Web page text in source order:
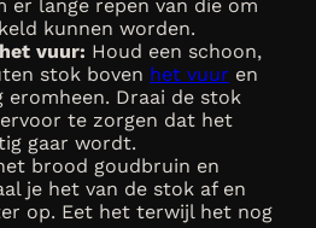
er lange repen van die om
kunnen worden.
vuur: Houd een schoon,
stok boven het vuur en
eromheen. Draai de stok
te zorgen dat het
gaar wordt.
brood goudbruin en
je het van de stok af en
op. Eet het terwijl het nog